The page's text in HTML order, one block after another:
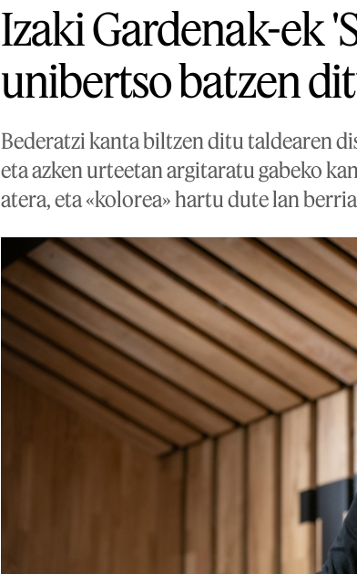
Izaki Gardenak-ek
unibertso batzen
Bederatzi kanta biltzen ditu taldearen
eta azken urteetan argitaratu gabeko
atera, eta «kolorea» hartu dute lan